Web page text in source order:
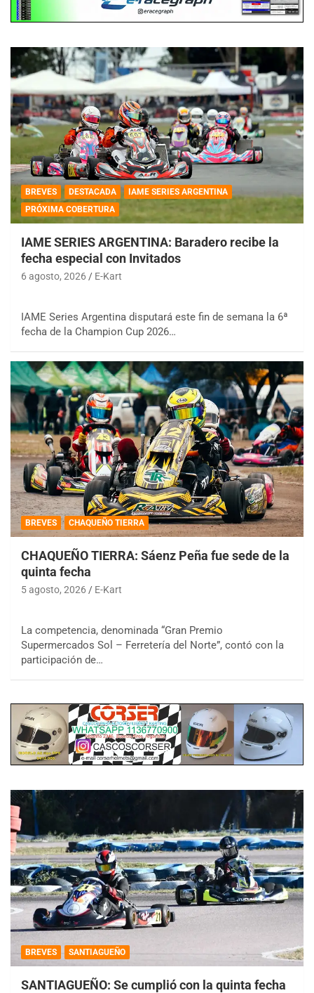
BREVES DESTACADA
IAME SERIES ARGENTINA
PRÓXIMA COBERTURA
IAME SERIES ARGENTINA: Baradero recibe la
fecha especial con Invitados
6 agosto, 2026 E-Kart
IAME Series Argentina disputará este fin de semana la 6ª
fecha de la Champion Cup 2026…
BREVES CHAQUEÑO TIERRA
CHAQUEÑO TIERRA: Sáenz Peña fue sede de la
quinta fecha
5 agosto, 2026 E-Kart
La competencia, denominada “Gran Premio
Supermercados Sol – Ferretería del Norte”, contó con la
participación de…
BREVES SANTIAGUEÑO
SANTIAGUEÑO: Se cumplió con la quinta fecha